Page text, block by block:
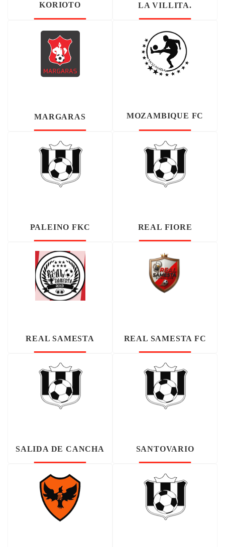
KORIOTO LA VILLITA.
MARGARAS MOZAMBIQUE FC
PALEINO FKC REAL FIORE
REAL SAMESTA REAL SAMESTA FC
SALIDA DE CANCHA SANTOVARIO